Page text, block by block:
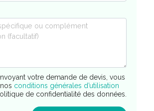
votre demande de devis, vous
conditions générales d’utilisation
de confidentialité des données.